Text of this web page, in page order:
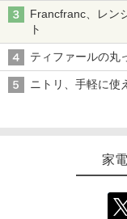
Francfranc、レン
ト
ティファールの
ニトリ、手軽に使
家